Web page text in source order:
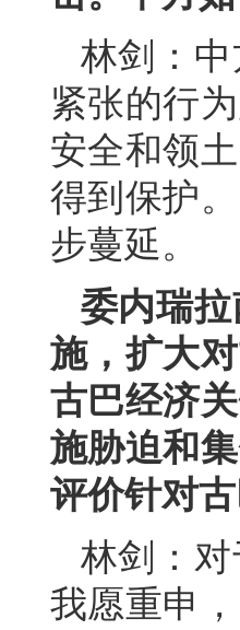
林剑：
紧张的行
安全和领
得到保护
步蔓延。
委内瑞
施，扩大
古巴经济
施胁迫和
评价针对
林剑：
我愿重申